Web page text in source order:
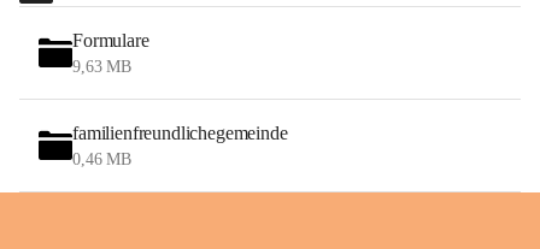
Formulare
9,63 MB
familienfreundlichegemeinde
0,46 MB